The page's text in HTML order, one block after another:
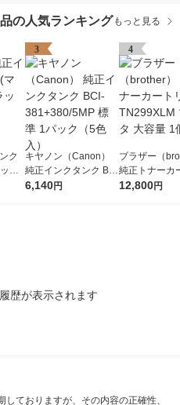
の人気ランキング もっと見る
ク
プ)
3
キヤノン（Canon）
純正インクタンク BCI
-381+380/5MP 標準 1
6,140円
4
ブラザー（
純正トナーカ
ジ
12,800円
歴が表示されます
ておりますが、その内容の正確性、